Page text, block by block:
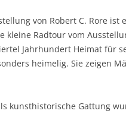
von Robert C. Rore
kleine Radtour vom
Jahrhundert Heimat für
heimelig. Sie zeigen
kunsthistorische Gattung